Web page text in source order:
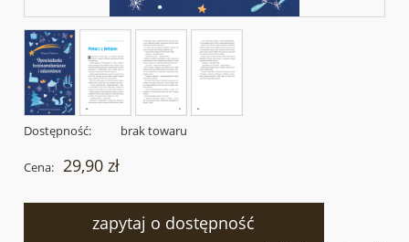
Dostępność: brak towaru
Cena: 29,90 zł
zapytaj o dostępność